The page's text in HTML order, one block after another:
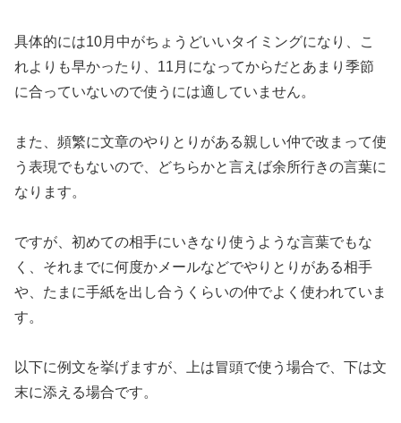
具体的には10月中がちょうどいいタイミングになり、こ
れよりも早かったり、11月になってからだとあまり季節
に合っていないので使うには適していません。
また、頻繁に文章のやりとりがある親しい仲で改まって使
う表現でもないので、どちらかと言えば余所行きの言葉に
なります。
ですが、初めての相手にいきなり使うような言葉でもな
く、それまでに何度かメールなどでやりとりがある相手
や、たまに手紙を出し合うくらいの仲でよく使われていま
す。
以下に例文を挙げますが、上は冒頭で使う場合で、下は文
末に添える場合です。